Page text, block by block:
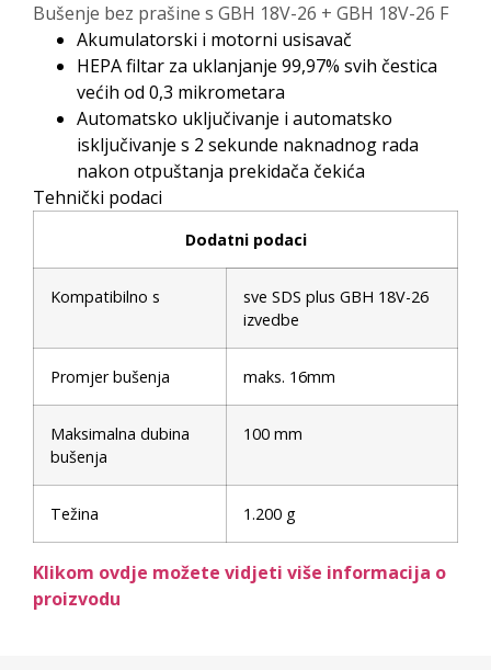
Bušenje bez prašine s GBH 18V-26 + GBH 18V-26 F
Akumulatorski i motorni usisavač
HEPA filtar za uklanjanje 99,97% svih čestica
većih od 0,3 mikrometara
Automatsko uključivanje i automatsko
isključivanje s 2 sekunde naknadnog rada
nakon otpuštanja prekidača čekića
Tehnički podaci
Dodatni podaci
Kompatibilno s
sve SDS plus GBH 18V-26
izvedbe
Promjer bušenja maks. 16mm
Maksimalna dubina
bušenja
100 mm
Težina 1.200 g
Klikom ovdje možete vidjeti više informacija o
proizvodu